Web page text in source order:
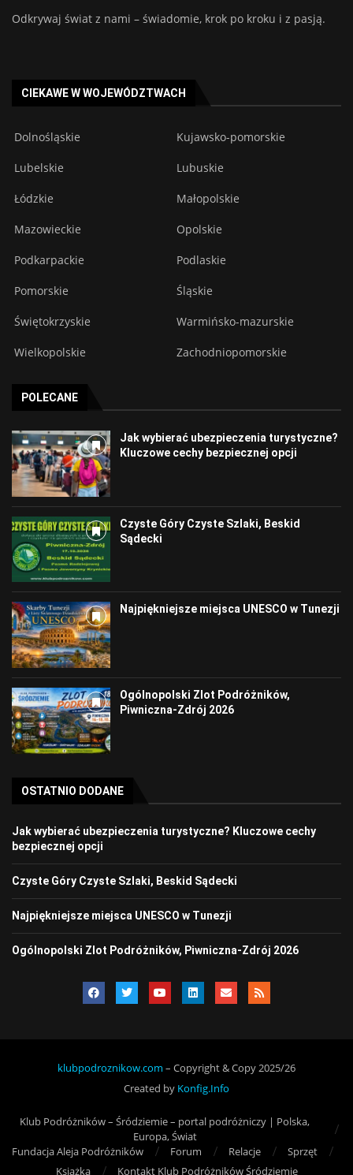
Odkrywaj świat z nami – świadomie, krok po kroku i z pasją.
CIEKAWE W WOJEWÓDZTWACH
Dolnośląskie Kujawsko-pomorskie
Lubelskie Lubuskie
Łódzkie Małopolskie
Mazowieckie Opolskie
Podkarpackie Podlaskie
Pomorskie Śląskie
Świętokrzyskie Warmińsko-mazurskie
Wielkopolskie Zachodniopomorskie
POLECANE
Jak wybierać ubezpieczenia turystyczne?
Kluczowe cechy bezpiecznej opcji
Czyste Góry Czyste Szlaki, Beskid
Sądecki
Najpiękniejsze miejsca UNESCO w Tunezji
Ogólnopolski Zlot Podróżników,
Piwniczna-Zdrój 2026
OSTATNIO DODANE
Jak wybierać ubezpieczenia turystyczne? Kluczowe cechy
bezpiecznej opcji
Czyste Góry Czyste Szlaki, Beskid Sądecki
Najpiękniejsze miejsca UNESCO w Tunezji
Ogólnopolski Zlot Podróżników, Piwniczna-Zdrój 2026
klubpodroznikow.com – Copyright & Copy 2025/26
Created by Konfig.Info
Klub Podróżników – Śródziemie – portal podróżniczy | Polska,
Europa, Świat
Fundacja Aleja Podróżników
Forum Relacje
Sprzęt
Książka
Kontakt Klub Podróżników Śródziemie